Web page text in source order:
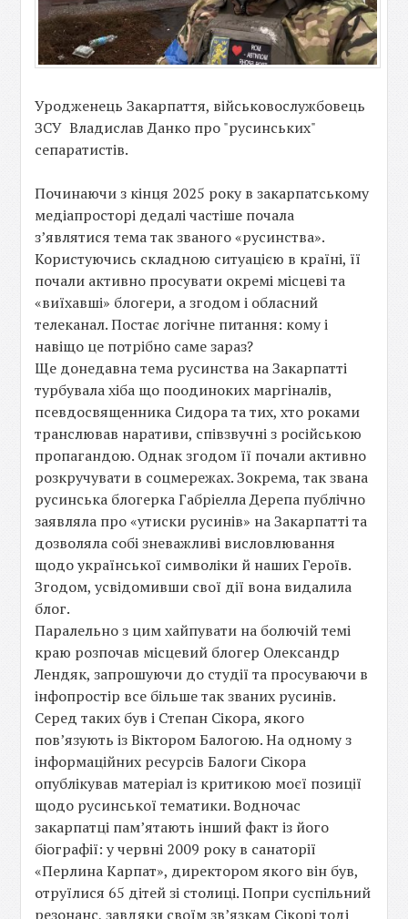
Уродженець Закарпаття, військовослужбовець
ЗСУ Владислав Данко про "русинських"
сепаратистів.
Починаючи з кінця 2025 року в закарпатському
медіапросторі дедалі частіше почала
з’являтися тема так званого «русинства».
Користуючись складною ситуацією в країні, її
почали активно просувати окремі місцеві та
«виїхавші» блогери, а згодом і обласний
телеканал. Постає логічне питання: кому і
навіщо це потрібно саме зараз?
Ще донедавна тема русинства на Закарпатті
турбувала хіба що поодиноких маргіналів,
псевдосвященника Сидора та тих, хто роками
транслював наративи, співзвучні з російською
пропагандою. Однак згодом її почали активно
розкручувати в соцмережах. Зокрема, так звана
русинська блогерка Габріелла Дерепа публічно
заявляла про «утиски русинів» на Закарпатті та
дозволяла собі зневажливі висловлювання
щодо української символіки й наших Героїв.
Згодом, усвідомивши свої дії вона видалила
блог.
Паралельно з цим хайпувати на болючій темі
краю розпочав місцевий блогер Олександр
Лендяк, запрошуючи до студії та просуваючи в
інфопростір все більше так званих русинів.
Серед таких був і Степан Сікора, якого
пов’язують із Віктором Балогою. На одному з
інформаційних ресурсів Балоги Сікора
опублікував матеріал із критикою моєї позиції
щодо русинської тематики. Водночас
закарпатці пам’ятають інший факт із його
біографії: у червні 2009 року в санаторії
«Перлина Карпат», директором якого він був,
отруїлися 65 дітей зі столиці. Попри суспільний
резонанс, завдяки своїм звʼязкам Сікорі тоді